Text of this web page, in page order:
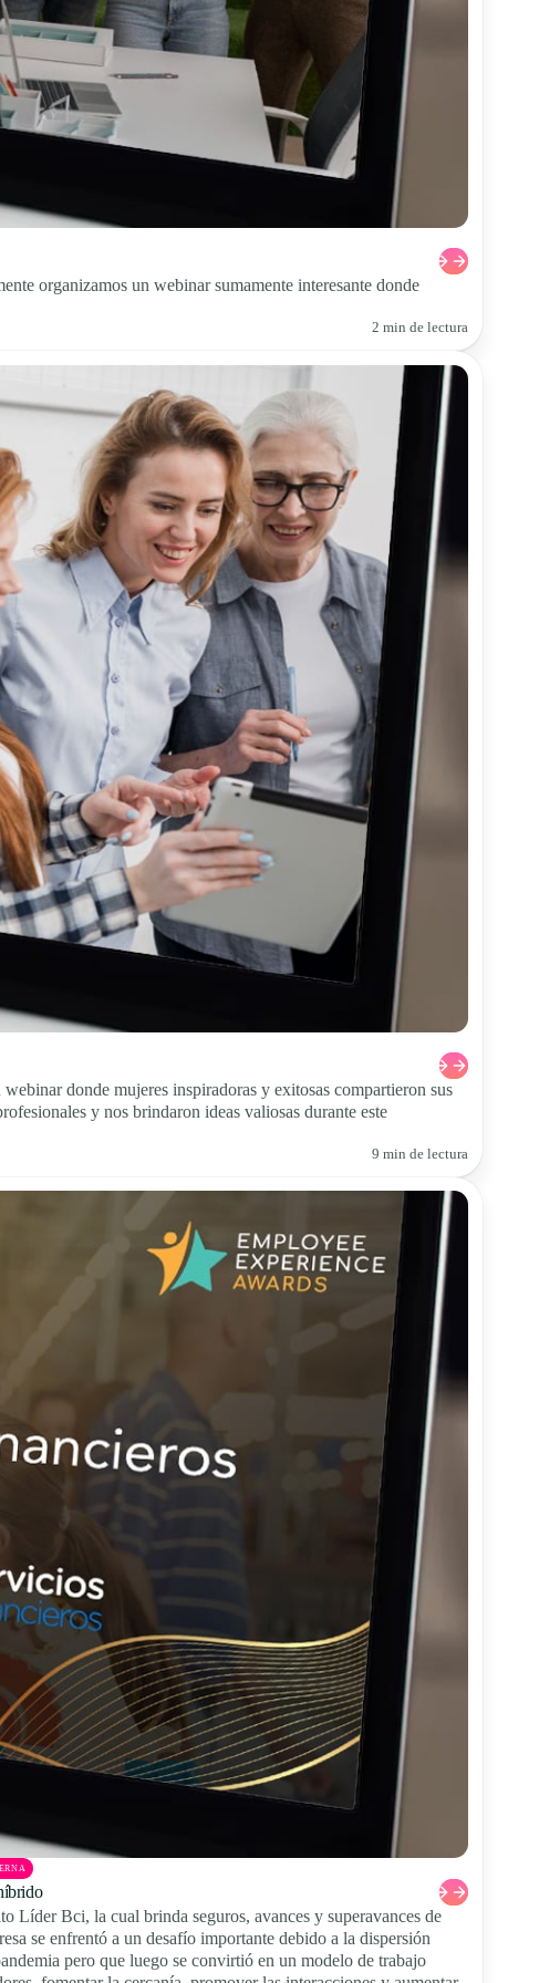
organizamos un webinar sumamente interesante donde
2 min de lectura
donde mujeres inspiradoras y exitosas compartieron sus
y nos brindaron ideas valiosas durante este
9 min de lectura
Líder Bci, la cual brinda seguros, avances y superavances de
se enfrentó a un desafío importante debido a la dispersión
pero que luego se convirtió en un modelo de trabajo